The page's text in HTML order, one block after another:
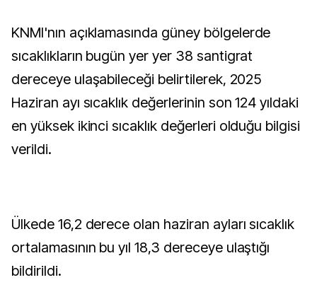
KNMI'nın açıklamasında güney bölgelerde
sıcaklıkların bugün yer yer 38 santigrat
dereceye ulaşabileceği belirtilerek, 2025
Haziran ayı sıcaklık değerlerinin son 124 yıldaki
en yüksek ikinci sıcaklık değerleri olduğu bilgisi
verildi.
Ülkede 16,2 derece olan haziran ayları sıcaklık
ortalamasının bu yıl 18,3 dereceye ulaştığı
bildirildi.